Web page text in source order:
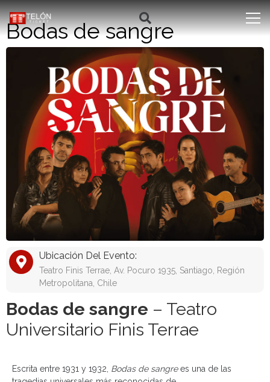
Bodas de sangre
Ubicación Del Evento:
Teatro Finis Terrae, Av. Pocuro 1935, Santiago, Región
Metropolitana, Chile
Bodas de sangre – Teatro
Universitario Finis Terrae
Escrita entre 1931 y 1932, Bodas de sangrees una de las